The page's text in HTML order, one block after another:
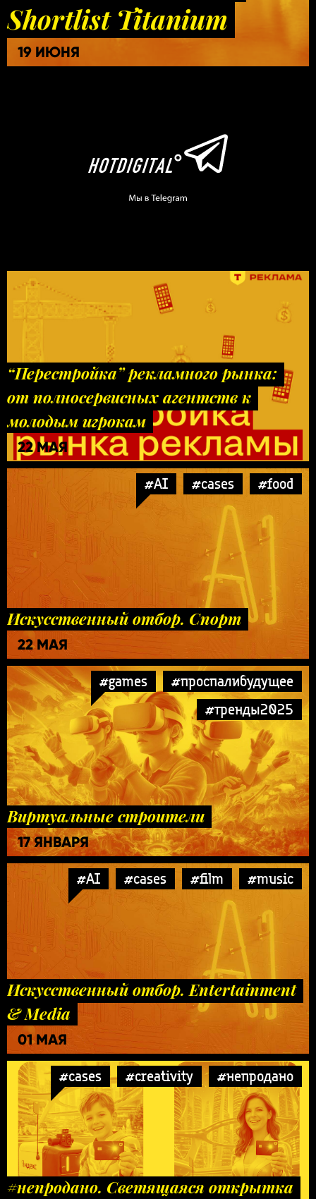
Shortlist Titanium
19 ИЮНЯ
“Перестройка” рекламного рынка:
от полносервисных агентств к
молодым игрокам
22 МАЯ
#AI #cases #food
Искусственный отбор. Спорт
22 МАЯ
#games
#проспалибудущее
#тренды2025
Виртуальные строители
17 ЯНВАРЯ
#AI #cases #film #music
Искусственный отбор. Entertainment
& Media
01 МАЯ
#cases #creativity #непродано
#непродано. Светящаяся открытка